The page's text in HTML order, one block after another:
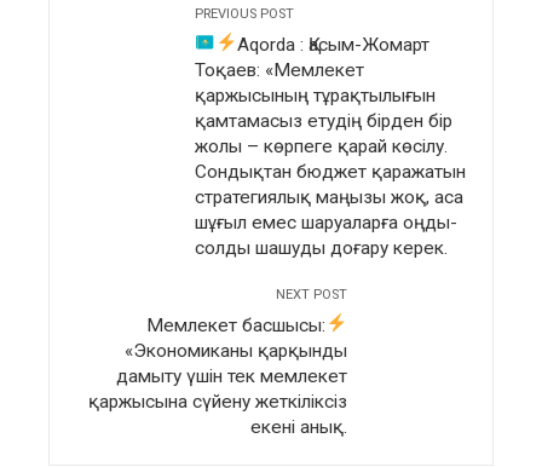
PREVIOUS POST
Aqorda:Қасым-Жомарт
Тоқаев: «Мемлекет
қаржысының тұрақтылығын
қамтамасыз етудің бірден бір
жолы – көрпеге қарай көсілу.
Сондықтан бюджет қаражатын
стратегиялық маңызы жоқ, аса
шұғыл емес шаруаларға оңды-
солды шашуды доғару керек.
NEXT POST
Мемлекет басшысы:
«Экономиканы қарқынды
дамыту үшін тек мемлекет
қаржысына сүйену жеткіліксіз
екені анық.